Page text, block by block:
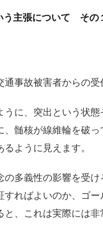
う主張について その
事故被害者からの受
に、突出という状
髄核が線維輪を破
ように見えます。
多義性の影響を受け
ればよいのか、ゴ
、これは実際には非